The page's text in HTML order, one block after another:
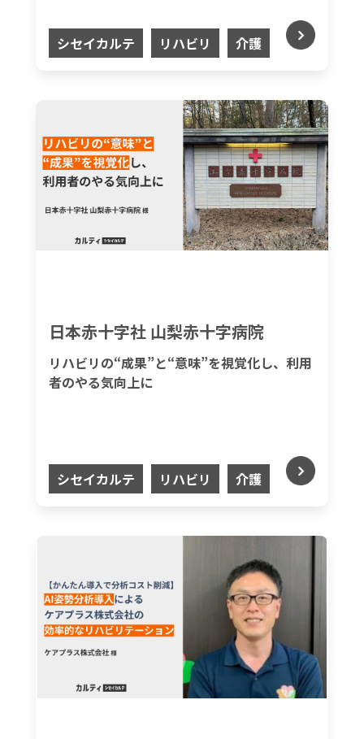
シセイカルテ リハビリ 介護
日本赤十字社 山梨赤十字病院
リハビリの“成果”と“意味”を視覚化し、利用
者のやる気向上に
シセイカルテ リハビリ 介護